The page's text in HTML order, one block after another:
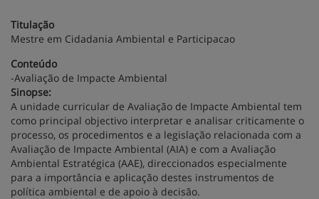
Titulação
Mestre em Cidadania Ambiental e Participacao
Conteúdo
-Avaliação de Impacte Ambiental
Sinopse:
A unidade curricular de Avaliação de Impacte Ambiental tem
como principal objectivo interpretar e analisar criticamente o
processo, os procedimentos e a legislação relacionada com a
Avaliação de Impacte Ambiental (AIA) e com a Avaliação
Ambiental Estratégica (AAE), direccionados especialmente
para a importância e aplicação destes instrumentos de
política ambiental e de apoio à decisão.